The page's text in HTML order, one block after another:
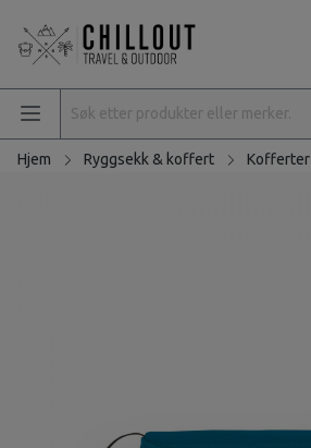
Hjem Ryggsekk & koffert Kofferter